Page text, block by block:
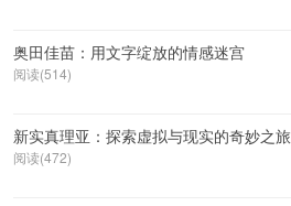
奥田佳苗：用文字绽放的情感迷宫
阅读(514)
新实真理亚：探索虚拟与现实的奇妙之旅
阅读(472)